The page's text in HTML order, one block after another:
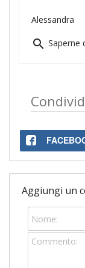
Alessandra
search Saperne
Aggiungi un